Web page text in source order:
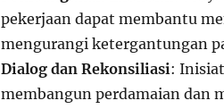
pekerjaan dapat membantu
mengurangi ketergantungan
Dialog dan Rekonsiliasi:
membangun perdamaian dan